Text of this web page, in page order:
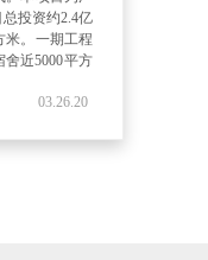
投资约2.4亿
米。一期工程
近5000平方
03.26.20